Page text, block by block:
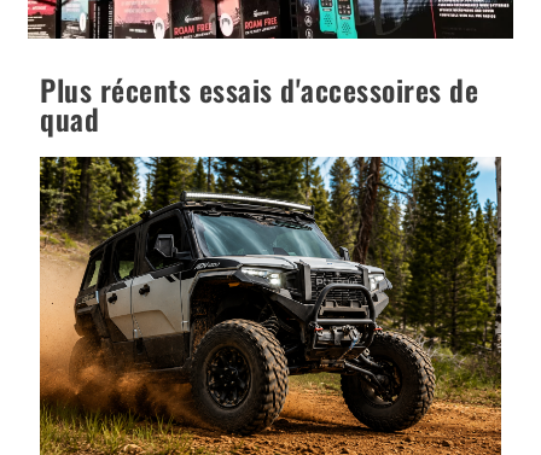
Plus récents essais d'accessoires de
quad